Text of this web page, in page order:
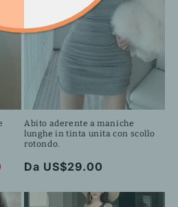
Abito aderente a maniche
lunghe in tinta unita con scollo
rotondo.
Prezzo
listino
Da US$29.00